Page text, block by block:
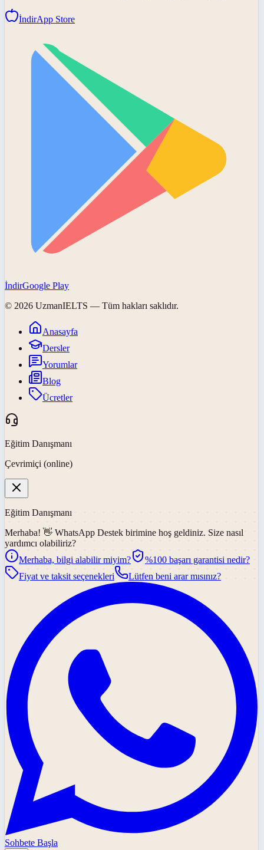
İndirApp Store
İndirGoogle Play
© 2026 UzmanIELTS — Tüm hakları saklıdır.
Anasayfa
Dersler
Yorumlar
Blog
Ücretler
Eğitim Danışmanı
Çevrimiçi (online)
Eğitim Danışmanı
Merhaba! 👋 WhatsApp Destek birimine hoş geldiniz. Size nasıl
yardımcı olabiliriz?
Merhaba, bilgi alabilir miyim?
%100 başarı garantisi nedir?
Fiyat ve taksit seçenekleri
Lütfen beni arar mısınız?
Sohbete Başla